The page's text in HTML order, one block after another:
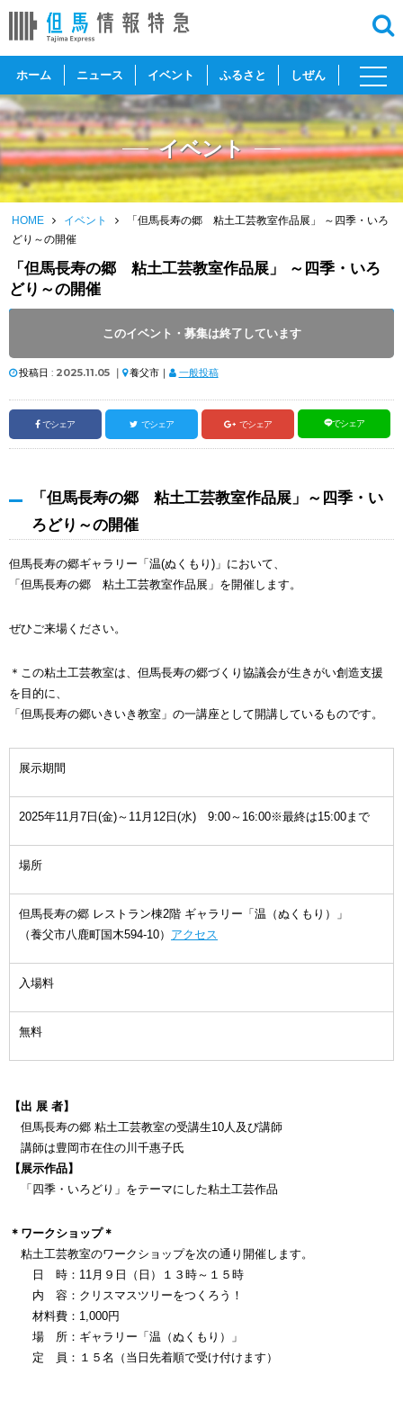
ホーム ニュース イベント ふるさと しぜん
toggle
イベント
HOME イベント
「但馬長寿の郷 粘土工芸教室作品展」 ～四季・いろ
どり～の開催
「但馬長寿の郷 粘土工芸教室作品展」 ～四季・いろ
どり～の開催
このイベント・募集は終了しています
開催時間 : 9:00 ～ 16:00
投稿日 : 2025.11.05 ｜ 養父市｜ 一般投稿
でシェア でシェア でシェア でシェア
「但馬長寿の郷 粘土工芸教室作品展」～四季・い
ろどり～の開催
但馬長寿の郷ギャラリー「温(ぬくもり)」において、
「但馬長寿の郷 粘土工芸教室作品展」を開催します。
ぜひご来場ください。
＊この粘土工芸教室は、但馬長寿の郷づくり協議会が生きがい創造支援
を目的に、
「但馬長寿の郷いきいき教室」の一講座として開講しているものです。
展示期間
2025年11月7日(金)～11月12日(水) 9:00～16:00※最終は15:00まで
場所
但馬長寿の郷 レストラン棟2階 ギャラリー「温（ぬくもり）」
（養父市八鹿町国木594-10） アクセス
入場料
無料
【出 展 者】
但馬長寿の郷 粘土工芸教室の受講生10人及び講師
講師は豊岡市在住の川千惠子氏
【展示作品】
「四季・いろどり」をテーマにした粘土工芸作品
＊ワークショップ＊
粘土工芸教室のワークショップを次の通り開催します。
日 時：11月９日（日）１３時～１５時
内 容：クリスマスツリーをつくろう！
材料費：1,000円
場 所：ギャラリー「温（ぬくもり）」
定 員：１５名（当日先着順で受け付けます）